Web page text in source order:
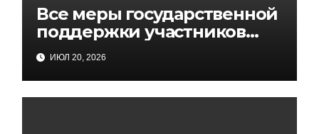
Все меры государственной
поддержки участников
СВО и членов их семей
ИЮЛ 20, 2026